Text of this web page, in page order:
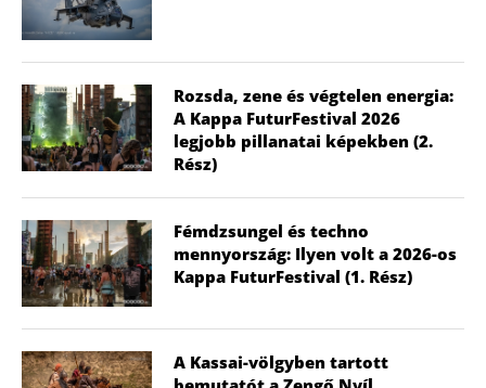
Rozsda, zene és végtelen energia:
A Kappa FuturFestival 2026
legjobb pillanatai képekben (2.
Rész)
Fémdzsungel és techno
mennyország: Ilyen volt a 2026-os
Kappa FuturFestival (1. Rész)
A Kassai-völgyben tartott